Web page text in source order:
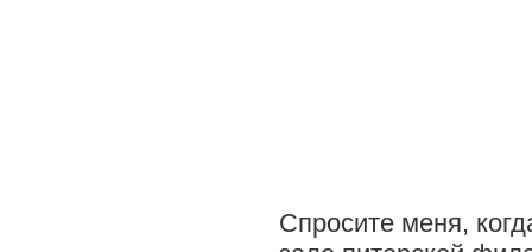
Спросите меня,